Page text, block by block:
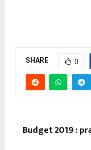
SHARE 0
Budget 2019 :